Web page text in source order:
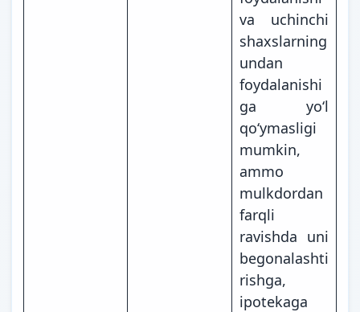
va uchinchi
shaxslarning
undan
foydalanishi
ga yoʻl
qoʻymasligi
mumkin,
ammo
mulkdordan
farqli
ravishda uni
begonalashti
rishga,
ipotekaga